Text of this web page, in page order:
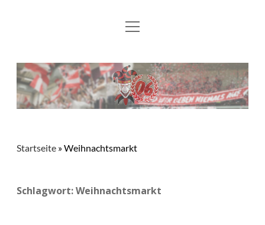
Aktuelles
Mitglied werden
Kontakt und Links
Menü
Startseite »Weihnachtsmarkt
Schlagwort:Weihnachtsmarkt